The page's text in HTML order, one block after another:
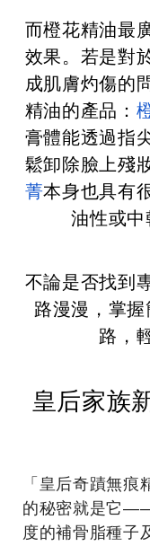
而橙花精油最
效果。 若是對
成肌膚灼傷的
精油的產品：
膏體能透過指
鬆卸除臉上殘
菁本身也具有
油性或中
不論是否找到
路漫漫，掌
路，
皇后家族
「皇后奇蹟無
的秘密就是它
度的補骨脂種子